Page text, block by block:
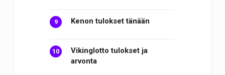
Kenon tulokset tänään
Vikinglotto tulokset ja
arvonta